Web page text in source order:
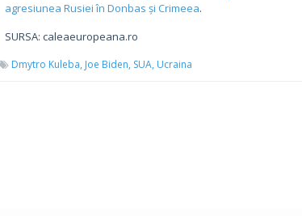
agresiunea Rusiei în Donbas și Crimeea.
SURSA: caleaeuropeana.ro
Dmytro Kuleba, Joe Biden, SUA, Ucraina